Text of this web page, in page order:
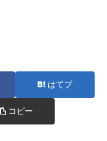
はてブ
コピー